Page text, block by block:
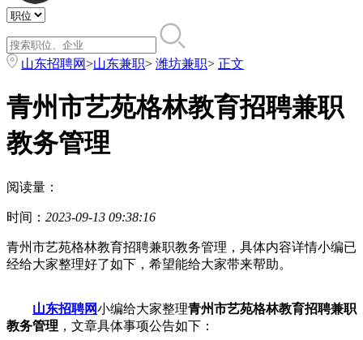
山东招聘网>山东兼职> 潍坊兼职> 正文
青州市艺苑格林教育招聘兼职
教务管理
阅读量：
时间： 2023-09-13 09:38:16
青州市艺苑格林教育招聘兼职教务管理，具体内容详情小编已
经给大家整理好了如下，希望能给大家带来帮助。
山东招聘网小编给大家整理青州市艺苑格林教育招聘兼职
教务管理 ，文章具体事项公告如下：